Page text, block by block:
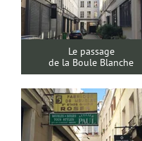
Le passage
de la Boule Blanche